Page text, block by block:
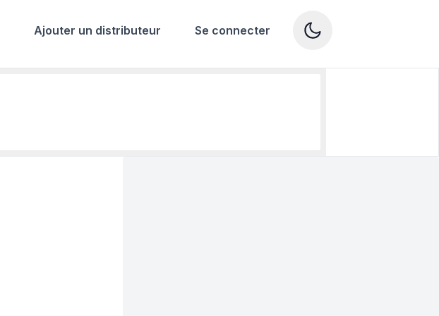
Ajouter un distributeur Se connecter